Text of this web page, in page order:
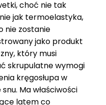
5
365 zł
choć nie tak
jak termoelastyka,
nie zostanie
jako produkt
który musi
skrupulatne wymogi
kręgosłupa w
Ma właściwości
latem co